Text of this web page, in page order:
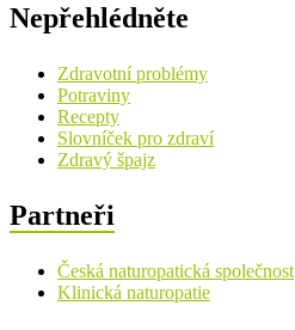
Nepřehlédněte
Zdravotní problémy
Potraviny
Recepty
Slovníček pro zdraví
Zdravý špajz
Partneři
Česká naturopatická společnost
Klinická naturopatie